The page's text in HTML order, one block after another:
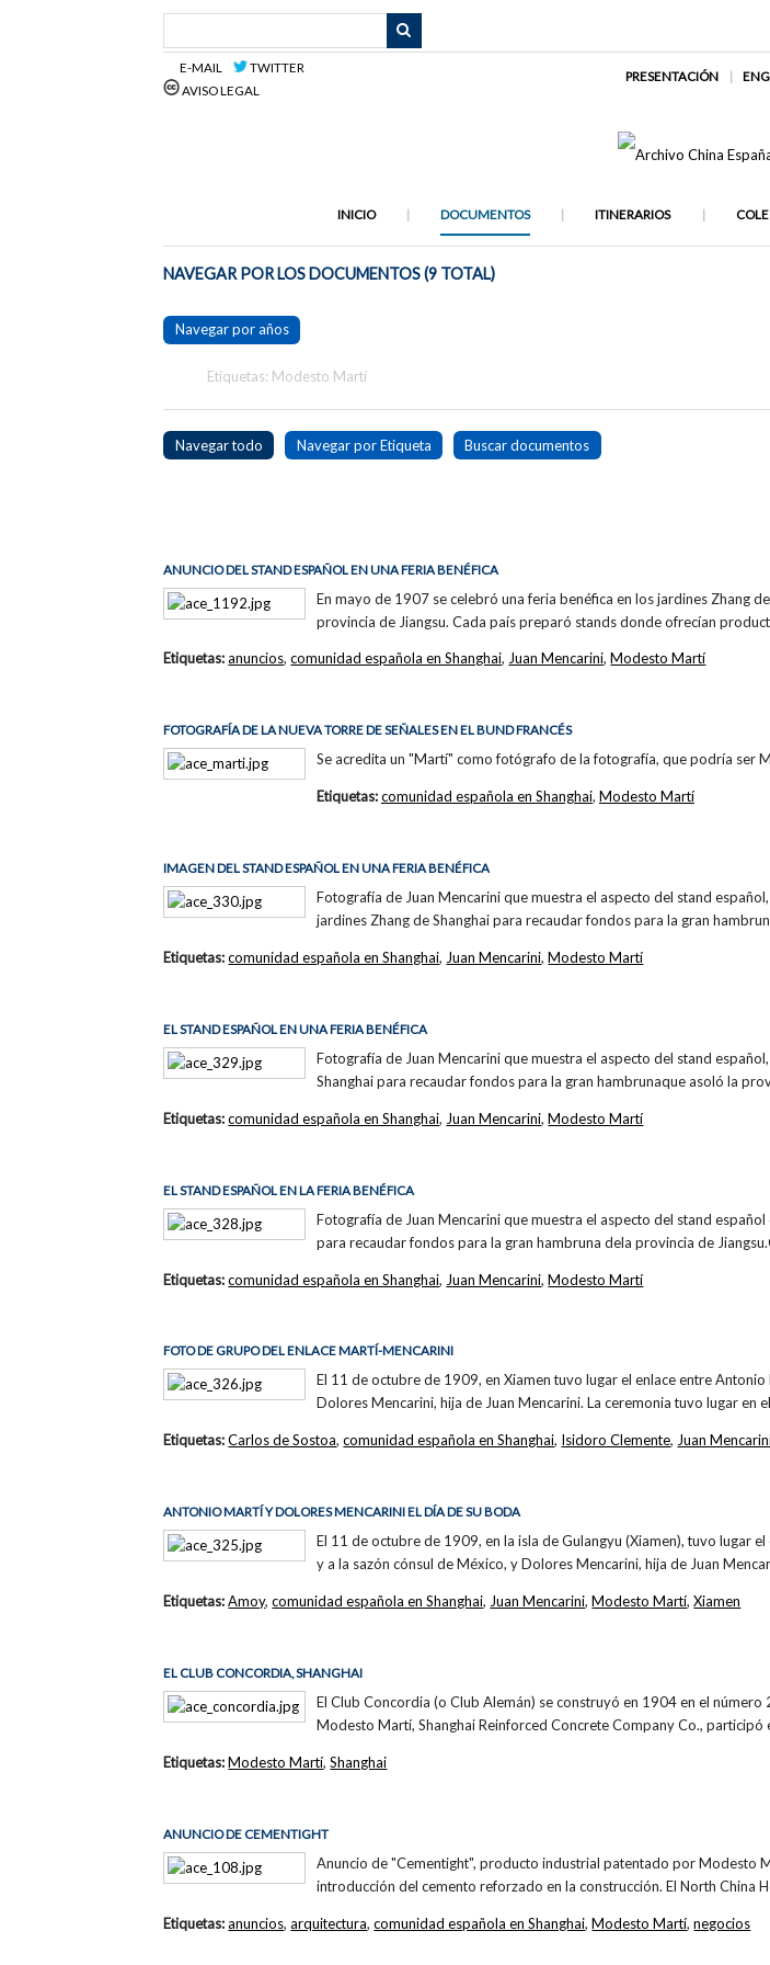
E-MAIL
TWITTER
AVISO LEGAL
PRESENTACIÓN
INICIO DOCUMENTOS ITINERARIOS
NAVEGAR POR LOS DOCUMENTOS (9 TOTAL)
Navegar por años
Etiquetas: Modesto Martí
Navegar todo Navegar por Etiqueta Buscar documentos
ANUNCIO DEL STAND ESPAÑOL EN UNA FERIA BENÉFICA
En mayo de 1907 se celebró una feria benéfica en los jardines Zhang
provincia de Jiangsu. Cada país preparó stands donde ofrecían
Etiquetas:anuncios,comunidad española en Shanghai, Juan Mencarini,Modesto Martí
FOTOGRAFÍA DE LA NUEVA TORRE DE SEÑALES EN EL BUND FRANCÉS
Se acredita un "Martí" como fotógrafo de la fotografía, que podría ser
Etiquetas:comunidad española en Shanghai, Modesto Martí
IMAGEN DEL STAND ESPAÑOL EN UNA FERIA BENÉFICA
Fotografía de Juan Mencarini que muestra el aspecto del stand
jardines Zhang de Shanghai para recaudar fondos para la gran
Etiquetas:comunidad española en Shanghai, Juan Mencarini,Modesto Martí
EL STAND ESPAÑOL EN UNA FERIA BENÉFICA
Fotografía de Juan Mencarini que muestra el aspecto del stand
Shanghai para recaudar fondos para la gran hambrunaque asoló la
Etiquetas:comunidad española en Shanghai, Juan Mencarini,Modesto Martí
EL STAND ESPAÑOL EN LA FERIA BENÉFICA
Fotografía de Juan Mencarini que muestra el aspecto del stand
para recaudar fondos para la gran hambruna dela provincia de
Etiquetas:comunidad española en Shanghai, Juan Mencarini,Modesto Martí
FOTO DE GRUPO DEL ENLACE MARTÍ-MENCARINI
El 11 de octubre de 1909, en Xiamen tuvo lugar el enlace entre
Dolores Mencarini, hija de Juan Mencarini. La ceremonia tuvo lugar en
Etiquetas:Carlos de Sostoa,comunidad española en Shanghai, Isidoro Clemente, Juan
ANTONIO MARTÍ Y DOLORES MENCARINI EL DÍA DE SU BODA
El 11 de octubre de 1909, en la isla de Gulangyu (Xiamen), tuvo lugar
y a la sazón cónsul de México, y Dolores Mencarini, hija de Juan
Etiquetas:Amoy,comunidad española en Shanghai, Juan Mencarini,Modesto Martí,Xiamen
EL CLUB CONCORDIA, SHANGHAI
El Club Concordia (o Club Alemán) se construyó en 1904 en el
Modesto Martí, Shanghai Reinforced Concrete Company Co.,
Etiquetas:Modesto Martí,Shanghai
ANUNCIO DE CEMENTIGHT
Anuncio de "Cementight", producto industrial patentado por Modesto
introducción del cemento reforzado en la construcción. El North China
Etiquetas:anuncios,arquitectura,comunidad española en Shanghai,Modesto Martí,negocios